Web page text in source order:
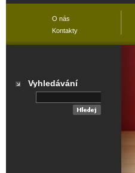
O nás
Kontakty
Vyhledávání